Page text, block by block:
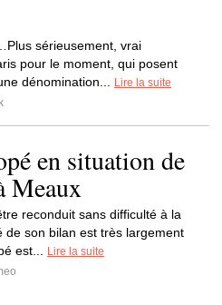
sérieusement, vrai
pour le moment, qui posent
dénomination...
Lire la suite
en situation de
Meaux
reconduit sans difficulté à la
de son bilan est très largement
est...
Lire la suite